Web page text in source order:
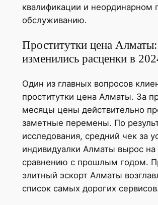
квалификации и неординарном
обслуживанию.
Проститутки цена Алматы:
изменились расценки в
Один из главных вопросов
проститутки цена Алматы. За
месяцы цены действительно
заметные перемены. По
исследования, средний чек за
индивидуалки Алматы вырос на
сравнению с прошлым годом.
элитный эскорт Алматы
список самых дорогих